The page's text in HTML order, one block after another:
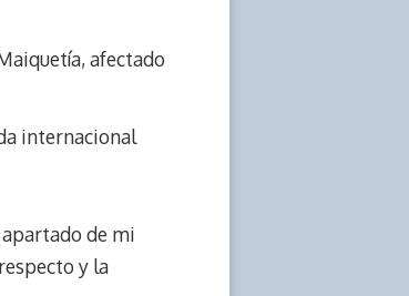
afectado
internacional
de mi
y la